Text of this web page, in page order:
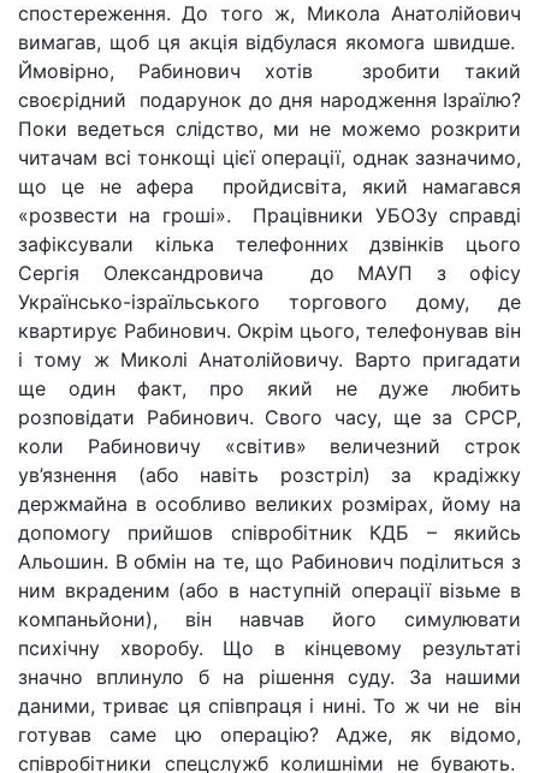
спостереження. До того ж, Микола Анатолійович
вимагав, щоб ця акція відбулася якомога швидше.
Ймовірно, Рабинович хотів зробити такий
своєрідний подарунок до дня народження Ізраїлю?
Поки ведеться слідство, ми не можемо розкрити
читачам всі тонкощі цієї операції, однак зазначимо,
що це не афера пройдисвіта, який намагався
«розвести на гроші». Працівники УБОЗу справді
зафіксували кілька телефонних дзвінків цього
Сергія Олександровича до МАУП з офісу
Українсько-ізраїльського торгового дому, де
квартирує Рабинович. Окрім цього, телефонував він
і тому ж Миколі Анатолійовичу. Варто пригадати
ще один факт, про який не дуже любить
розповідати Рабинович. Свого часу, ще за СРСР,
коли Рабиновичу «світив» величезний строк
ув’язнення (або навіть розстріл) за крадіжку
держмайна в особливо великих розмірах, йому на
допомогу прийшов співробітник КДБ – якийсь
Альошин. В обмін на те, що Рабинович поділиться з
ним вкраденим (або в наступній операції візьме в
компаньйони), він навчав його симулювати
психічну хворобу. Що в кінцевому результаті
значно вплинуло б на рішення суду. За нашими
даними, триває ця співпраця і нині. То ж чи не він
готував саме цю операцію? Адже, як відомо,
співробітники спецслужб колишніми не бувають.